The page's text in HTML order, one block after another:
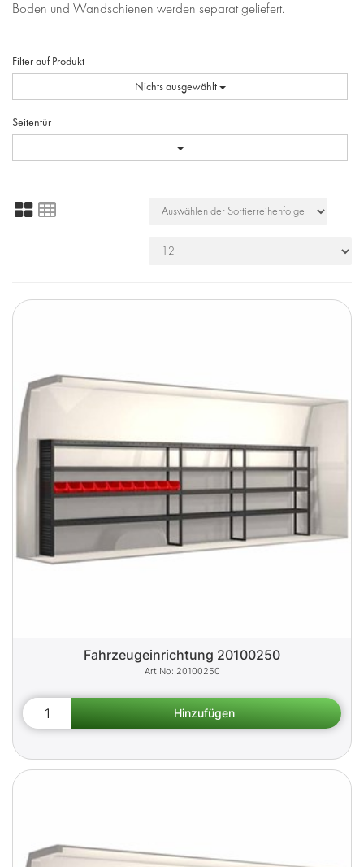
Boden und Wandschienen werden separat geliefert.
Filter auf Produkt
Nichts ausgewählt
Seitentür
Fahrzeugeinrichtung 20100250
20100250